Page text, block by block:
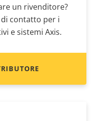
un rivenditore?
contatto per i
e sistemi Axis.